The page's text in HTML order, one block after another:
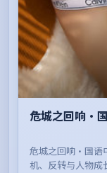
危城之回响·
危城之回响·国语
机、反转与人物成